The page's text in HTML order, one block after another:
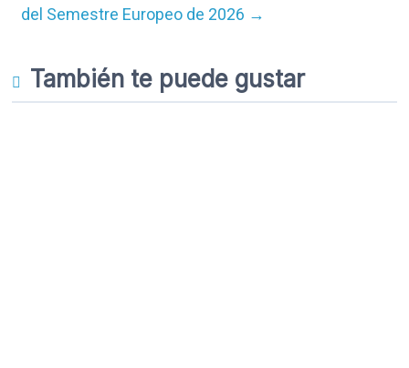
del Semestre Europeo de 2026 →
También te puede gustar